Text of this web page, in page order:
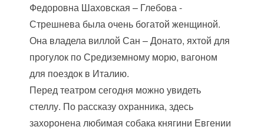
Федоровна Шаховская – Глебова -
Стрешнева была очень богатой женщиной.
Она владела виллой Сан – Донато, яхтой для
прогулок по Средиземному морю, вагоном
для поездок в Италию.
Перед театром сегодня можно увидеть
стеллу. По рассказу охранника, здесь
захоронена любимая собака княгини Евгении